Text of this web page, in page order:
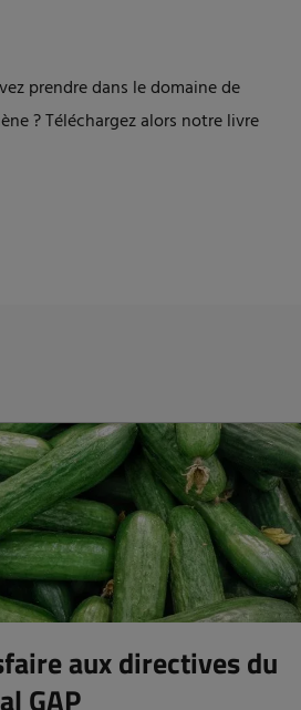
prendre dans le domaine de
? Téléchargez alors notre livre
aux directives du
GAP